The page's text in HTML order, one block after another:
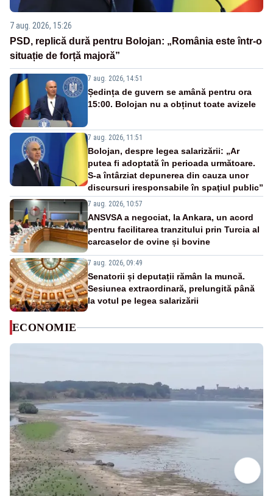
7 aug. 2026, 15:26
PSD, replică dură pentru Bolojan: „România este într-o
situație de forță majoră”
7 aug. 2026, 14:51
Ședința de guvern se amână pentru ora
15:00. Bolojan nu a obținut toate avizele
7 aug. 2026, 11:51
Bolojan, despre legea salarizării: „Ar
putea fi adoptată în perioada următoare.
S-a întârziat depunerea din cauza unor
discursuri iresponsabile în spaţiul public”
7 aug. 2026, 10:57
ANSVSA a negociat, la Ankara, un acord
pentru facilitarea tranzitului prin Turcia al
carcaselor de ovine și bovine
7 aug. 2026, 09:49
Senatorii și deputații rămân la muncă.
Sesiunea extraordinară, prelungită până
la votul pe legea salarizării
ECONOMIE